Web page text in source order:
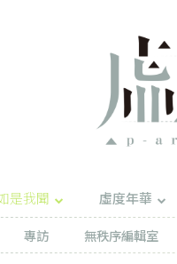
是我聞 虛度年華
專訪 無秩序編輯室